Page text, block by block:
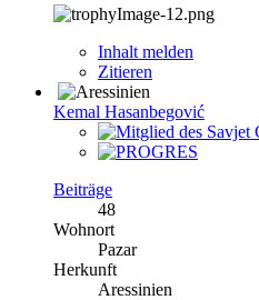
Inhalt melden
Zitieren
Kemal Hasanbegović
Beiträge
48
Wohnort
Pazar
Herkunft
Aressinien